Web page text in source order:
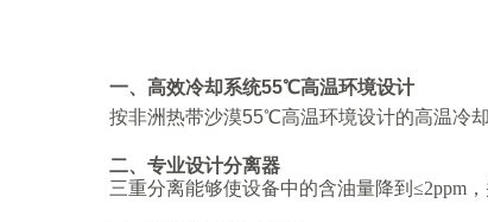
一、 高效冷却系统55℃高温环境设计
按非洲热带沙漠55℃高温环境设计的高温冷
二、 专业设计分离器
三重分离能够使设备中的含油量降到 ≤2ppm